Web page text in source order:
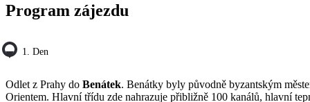
Program zájezdu
1. Den
Odlet z Prahy do Benátek. Benátky byly původně byzantským
Orientem. Hlavní třídu zde nahrazuje přibližně 100 kanálů, hlavní